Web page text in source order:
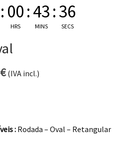
: 00
HRS
:43
MINS
:36
SECS
€
Price range: 27,47 € through
(IVA incl.)
: Rodada – Oval – Retangular